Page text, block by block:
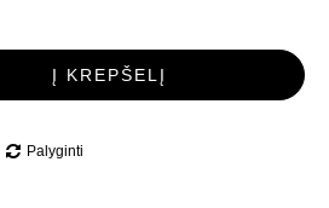
Į KREPŠELĮ
Palyginti